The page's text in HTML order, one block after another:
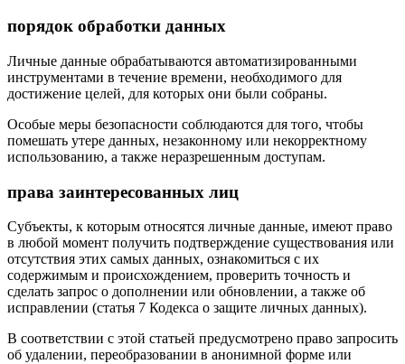
порядок обработки данных
Личные данные обрабатываются автоматизированными
инструментами в течение времени, необходимого для
достижение целей, для которых они были собраны.
Особые меры безопасности соблюдаются для того, чтобы
помешать утере данных, незаконному или некорректному
использованию, а также неразрешенным доступам.
права заинтересованных лиц
Субъекты, к которым относятся личные данные, имеют право
в любой момент получить подтверждение существования или
отсутствия этих самых данных, ознакомиться с их
содержимым и происхождением, проверить точность и
сделать запрос о дополнении или обновлении, а также об
исправлении (статья 7 Кодекса о защите личных данных).
В соответствии с этой статьей предусмотрено право запросить
об удалении, переобразовании в анонимной форме или